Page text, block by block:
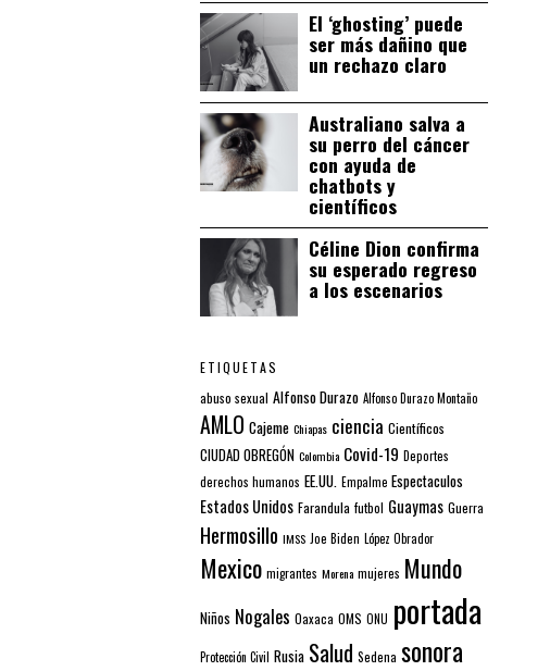
El ‘ghosting’ puede
ser más dañino que
un rechazo claro
Australiano salva a
su perro del cáncer
con ayuda de
chatbots y
científicos
Céline Dion confirma
su esperado regreso
a los escenarios
ETIQUETAS
abuso sexual Alfonso Durazo Alfonso Durazo Montaño
AMLO Cajeme Chiapas ciencia Científicos
CIUDAD OBREGÓN Colombia Covid-19 Deportes
derechos humanos EE.UU. Empalme Espectaculos
Estados Unidos Farandula futbol Guaymas Guerra
Hermosillo IMSS Joe Biden López Obrador
Mexico migrantes Morena mujeres Mundo
Niños Nogales Oaxaca OMS ONU portada
Protección Civil Rusia Salud Sedena sonora